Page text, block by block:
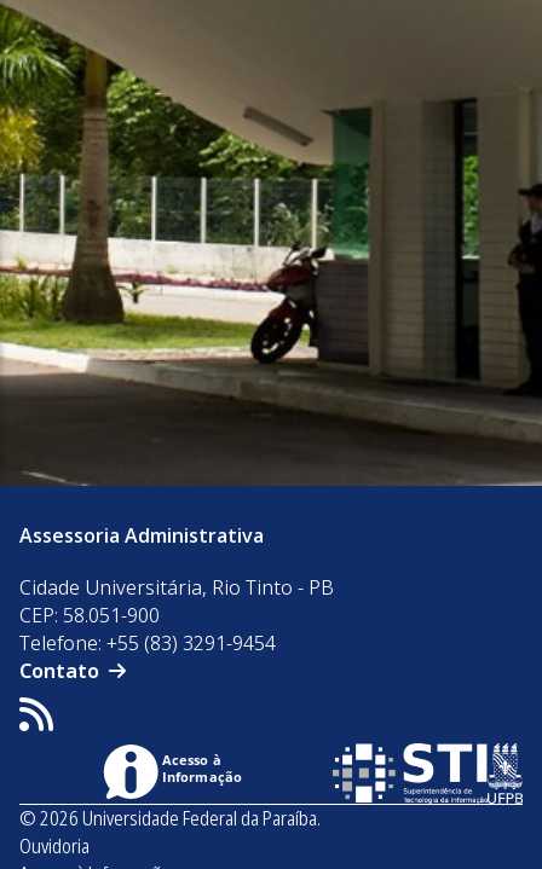
Assessoria Administrativa
Cidade Universitária, Rio Tinto - PB
CEP: 58.051-900
Telefone: +55 (83) 3291-9454
Contato
Acesso à
Informação
© 2026 Universidade Federal da Paraíba.
Ouvidoria